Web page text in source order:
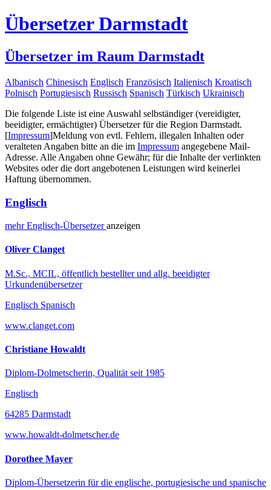
Übersetzer Darmstadt
Übersetzer im Raum Darmstadt
Albanisch Chinesisch Englisch Französisch Italienisch Kroatisch
Polnisch Portugiesisch Russisch Spanisch Türkisch Ukrainisch
Die folgende Liste ist eine Auswahl selbständiger (vereidigter,
beeidigter, ermächtigter) Übersetzer für die Region Darmstadt.
[Impressum]Meldung von evtl. Fehlern, illegalen Inhalten oder
veralteten Angaben bitte an die im Impressum angegebene Mail-
Adresse. Alle Angaben ohne Gewähr; für die Inhalte der verlinkten
Websites oder die dort angebotenen Leistungen wird keinerlei
Haftung übernommen.
Englisch
mehrEnglisch-Übersetzeranzeigen
Oliver Clanget
M.Sc., MCIL, öffentlich bestellter und allg. beeidigter
Urkundenübersetzer
Englisch Spanisch
www.clanget.com
Christiane Howaldt
Diplom-Dolmetscherin, Qualität seit 1985
Englisch
64285 Darmstadt
www.howaldt-dolmetscher.de
Dorothee Mayer
Diplom-Übersetzerin für die englische, portugiesische und spanische